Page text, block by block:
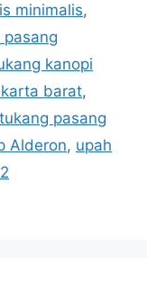
minimalis,
pasang
kanopi
barat,
tukang pasang
Alderon, upah